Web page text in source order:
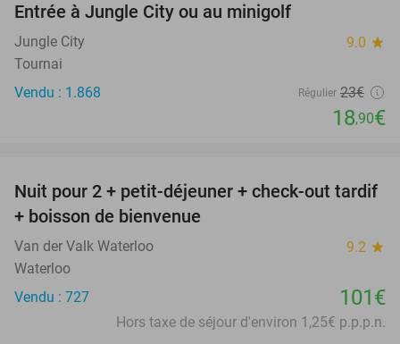
Entrée à Jungle City ou au minigolf
Jungle City 9.0 star
Tournai
Vendu : 1.868
Régulier 23€
18,90€
Nuit pour 2 + petit-déjeuner + check-out tardif
+ boisson de bienvenue
Van der Valk Waterloo 9.2 star
Waterloo
Vendu : 727
101€
Hors taxe de séjour d'environ 1,25€ p.p.p.n.